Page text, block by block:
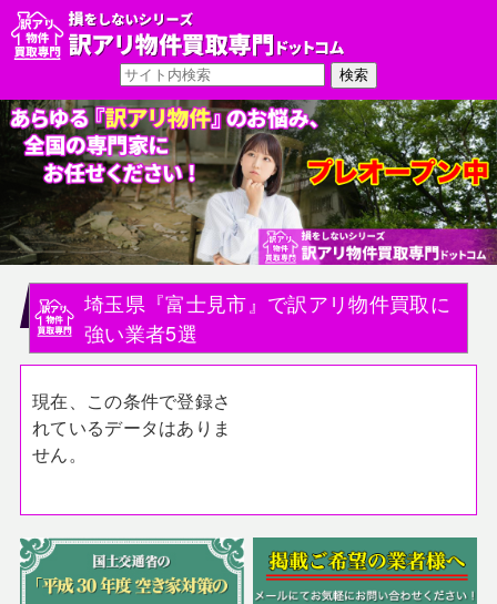
埼玉県『富士見市』で訳アリ物件買取に
強い業者5選
現在、この条件で登録さ
れているデータはありま
せん。